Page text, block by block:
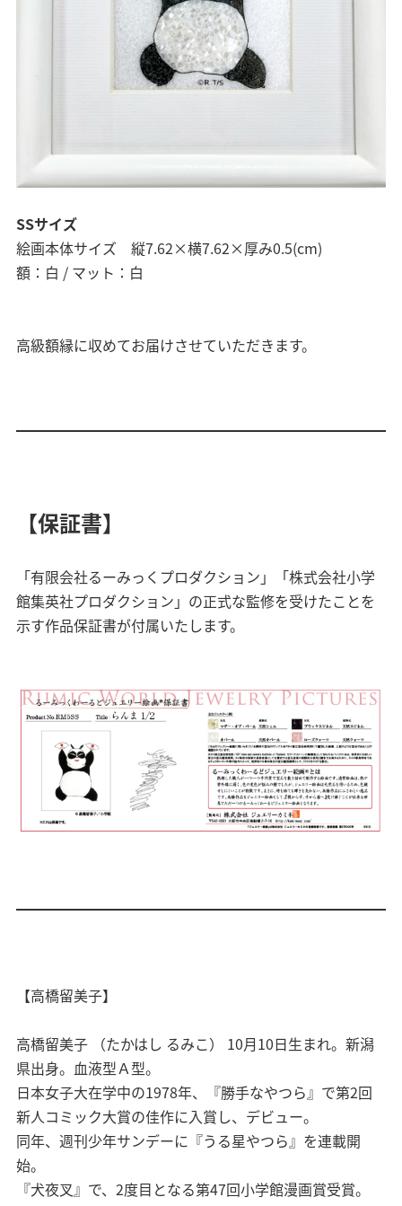
SSサイズ
絵画本体サイズ 縦7.62×横7.62×厚み0.5(cm)
額：白 / マット：白
高級額縁に収めてお届けさせていただきます。
【保証書】
「有限会社るーみっくプロダクション」「株式会社小学
館集英社プロダクション」の正式な監修を受けたことを
示す作品保証書が付属いたします。
【高橋留美子】
高橋留美子 （たかはし るみこ） 10月10日生まれ。新潟
県出身。血液型Ａ型。
日本女子大在学中の1978年、『勝手なやつら』で第2回
新人コミック大賞の佳作に入賞し、デビュー。
同年、週刊少年サンデーに『うる星やつら』を連載開
始。
『犬夜叉』で、2度目となる第47回小学館漫画賞受賞。